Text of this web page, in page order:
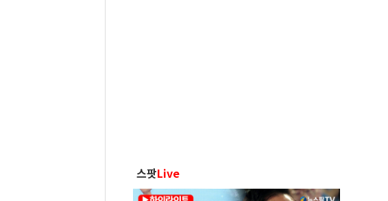
스팟Live